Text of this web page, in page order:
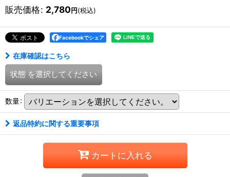
販売価格: 2,780円(税込)
Facebookでシェア
在庫確認はこちら
状態 を選択してください
数量:
返品特約に関する重要事項
カートに入れる